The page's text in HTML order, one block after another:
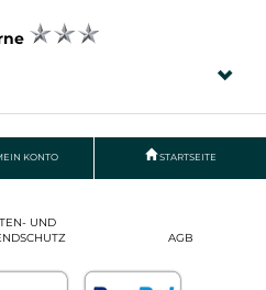
KONTO STARTSEITE
UND
AGB